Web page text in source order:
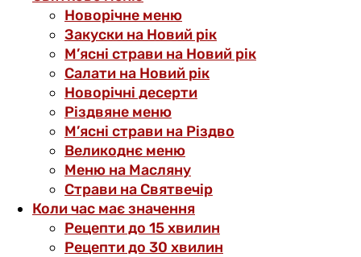
Новорічне меню
Закуски на Новий рік
М’ясні страви на Новий рік
Салати на Новий рік
Новорічні десерти
Різдвяне меню
М’ясні страви на Різдво
Великоднє меню
Меню на Масляну
Страви на Святвечір
Коли час має значення
Рецепти до 15 хвилин
Рецепти до 30 хвилин